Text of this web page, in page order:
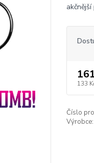
133
Číslo
Výrobce: